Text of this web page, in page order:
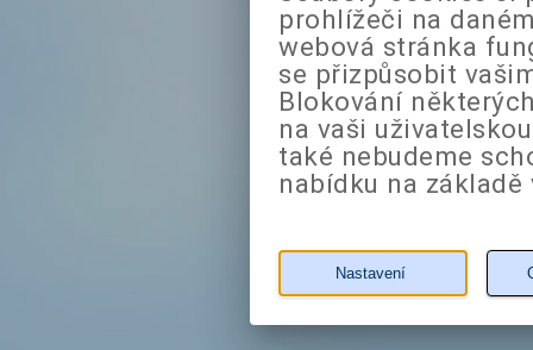
prohlížeči na
webová stránka
se přizpůsobit
Blokování
na vaši
také nebudeme
nabídku na
Nastavení